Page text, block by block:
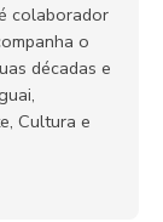
colaborador
o
décadas e
Cultura e